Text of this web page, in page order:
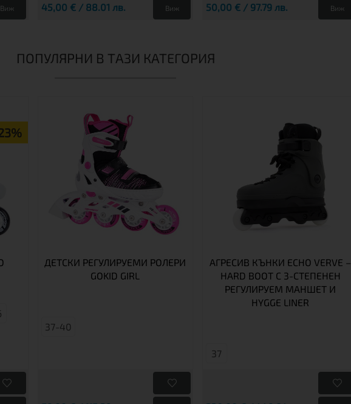
Виж 45,00 € / 88.01 лв. Виж 50,00 € / 97.79 лв. Виж
ПОПУЛЯРНИ В ТАЗИ КАТЕГОРИЯ
ДЕТСКИ РЕГУЛИРУЕМИ РОЛЕРИ
GOKID GIRL
37-40
АГРЕСИВ КЪНКИ ECHO VERVE –
HARD BOOT С 3-СТЕПЕНЕН
РЕГУЛИРУЕМ МАНШЕТ И
HYGGE LINER
37